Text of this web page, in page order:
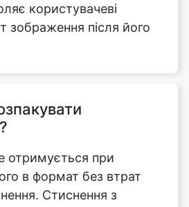
отримується при
в формат без втрат
Стиснення з
відкидає
ніколи не можна
на те, що